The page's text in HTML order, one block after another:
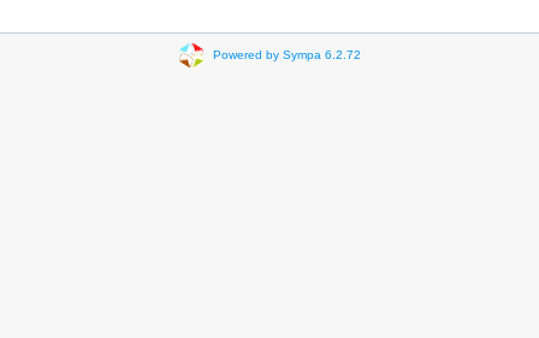
Powered by Sympa 6.2.72